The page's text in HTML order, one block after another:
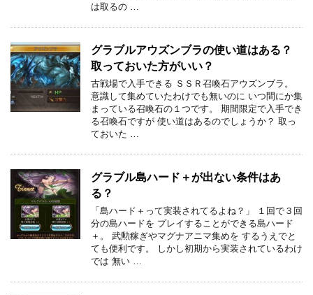
は取るの …
グラブルアウズンブラの使い道はある？
取っておいた方がいい？
古戦場で入手できる ＳＳＲ召喚石アウズンブラ。
意識して集めていたわけでも無いのに いつ間にか集
まっている召喚石の１つです。 期間限定で入手でき
る召喚石ですが 使い道はあるのでしょうか？ 取っ
ておいた …
グラブル島ハード＋が出ない条件はあ
る？
「島ハード＋って実装されてるよね？」 １回で３回
分の島ハードを プレイすることができる島ハード
＋。 武勲稼ぎやマグナアニマ集めを するうえでと
ても便利です。 しかし初期から実装されているわけ
では 無い …